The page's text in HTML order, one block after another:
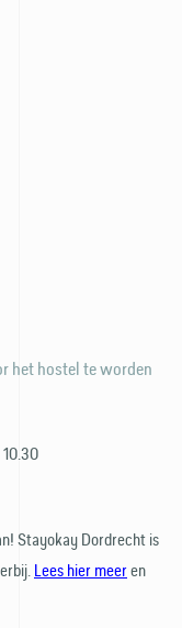
het hostel te worden
Stayokay Dordrecht is
Lees hier meeren